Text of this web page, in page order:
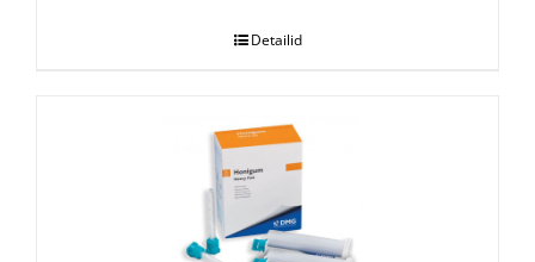
Detailid